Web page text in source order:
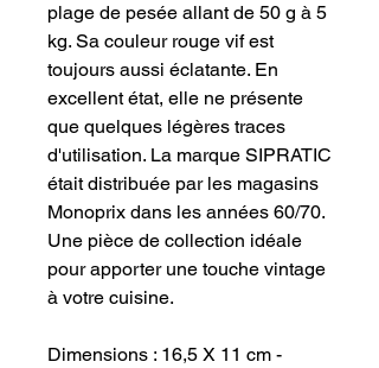
plage de pesée allant de 50 g à 5
kg. Sa couleur rouge vif est
toujours aussi éclatante. En
excellent état, elle ne présente
que quelques légères traces
d'utilisation. La marque SIPRATIC
était distribuée par les magasins
Monoprix dans les années 60/70.
Une pièce de collection idéale
pour apporter une touche vintage
à votre cuisine.
Dimensions : 16,5 X 11 cm -